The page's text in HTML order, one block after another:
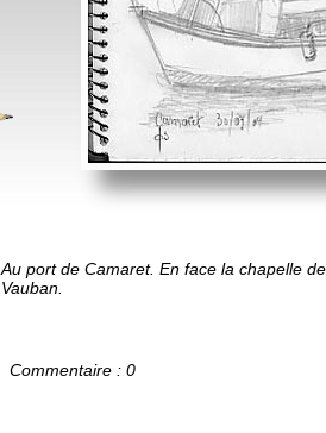
Au port de Camaret. En face la chapelle
Vauban.
Commentaire : 0